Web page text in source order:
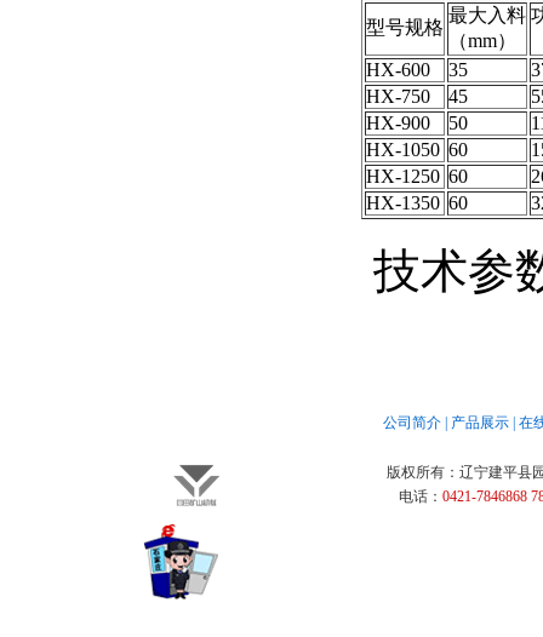
型号规格
最大入料
（mm）
HX-600
35
HX-750
45
HX-900
50
HX-1050 60
HX-1250 60
HX-1350 60
技术参
公司简介| 产品展示| 在
版权所有： 辽宁建平县
电话： 0421-7846868